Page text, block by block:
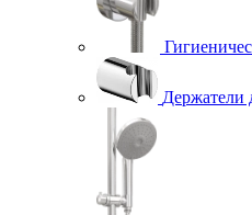
Держатели